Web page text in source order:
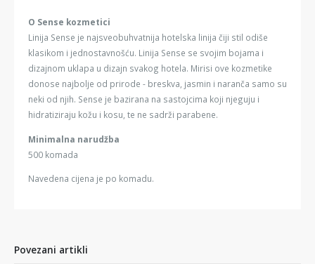
O Sense kozmetici
Linija Sense je najsveobuhvatnija hotelska linija čiji stil odiše
klasikom i jednostavnošću. Linija Sense se svojim bojama i
dizajnom uklapa u dizajn svakog hotela. Mirisi ove kozmetike
donose najbolje od prirode - breskva, jasmin i naranča samo su
neki od njih. Sense je bazirana na sastojcima koji njeguju i
hidratiziraju kožu i kosu, te ne sadrži parabene.
Minimalna narudžba
500 komada
Navedena cijena je po komadu.
Povezani artikli